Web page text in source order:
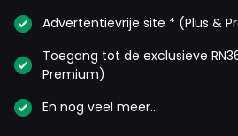
Advertentievrije site * (Plus &
Toegang tot de exclusieve
Premium)
En nog veel meer…